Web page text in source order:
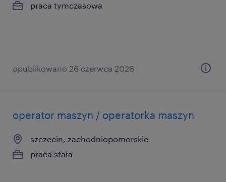
praca tymczasowa
opublikowano 26 czerwca 2026
operator maszyn / operatorka maszyn
szczecin, zachodniopomorskie
praca stała